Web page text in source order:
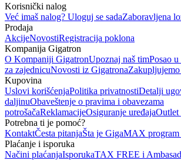
Korisnički nalog
Već imaš nalog? Uloguj se sadaZaboravljena
Prodaja
AkcijeNovostiRegistracija poklona
Kompanija Gigatron
O Kompaniji GigatronUpoznaj naš timPosao
za zajednicuNovosti iz Gigatrona
Kupovina
Uslovi korišćenjaPolitika privatnostiDetalji
daljinuObaveštenje o pravima i obavezama
potrošačaReklamacijeOsiguranje uređajaOutlet
Potrebna ti je pomoć?
KontaktČesta pitanjaŠta je GigaMAX program
Plaćanje i isporuka
Načini plaćanjaIsporukaTAX FREE i